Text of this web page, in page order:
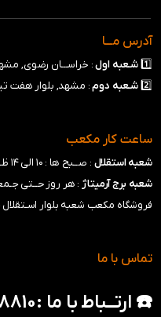
آدرس مـــا
1️⃣ شـعبه اول: خراســـان رضوی,
2️⃣ شـعبه دوم: مشهد, بلوار هفت تیر,
ساعت کار مکعب
شعبه استقلال : صــبح ها : ۱۰ الی ۱۴ ظــهر |
شعبه برج آرمیتاژ : هر روز حــتی جـمعه ها از
فروشگاه مکعب شعبه بلوار
تماس با ما
☎️ ارتــباط با ما :05191008810